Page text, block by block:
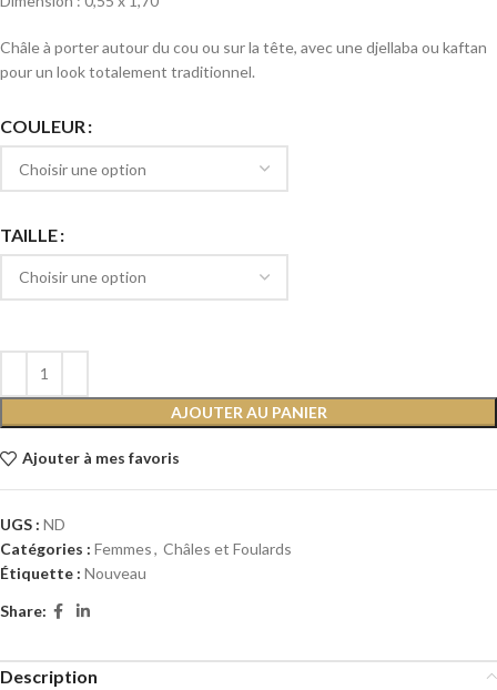
Châle à porter autour du cou ou sur la tête, avec une djellaba ou kaftan
pour un look totalement traditionnel.
COULEUR
TAILLE
AJOUTER AU PANIER
Ajouter à mes favoris
UGS : ND
Catégories : Femmes, Châles et Foulards
Étiquette : Nouveau
Share:
Description